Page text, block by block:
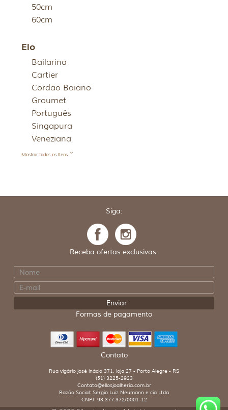
50cm
60cm
Elo
Bailarina
Cartier
Cordão Baiano
Groumet
Português
Singapura
Veneziana
Mostrar todos os itens
Siga:
Receba ofertas exclusivas.
Formas de pagamento
Contato
Rua vigário josé inácio 371, loja 27 - Porto Alegre - RS
(51) 3225-2923
Contato@ellosjoalheria.com.br
Razão Social: Sérgio Luiz Neumann e cia Ltda
CNPJ: 93.377.372/0001-12